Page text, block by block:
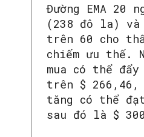
Đường EMA 20
(238 đô la)
trên 60 cho
chiếm ưu thế.
mua có thể
trên $ 266,46,
tăng có thể
sau đó là $